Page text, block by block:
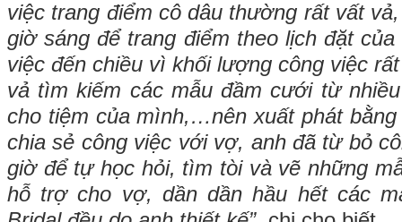
việc trang điểm cô dâu thường rất vất
giờ sáng để trang điểm theo lịch đặt
việc đến chiều vì khối lượng công việc
vả tìm kiếm các mẫu đầm cưới từ
cho tiệm của mình,…nên xuất phát
chia sẻ công việc với vợ, anh đã từ bỏ
giờ để tự học hỏi, tìm tòi và vẽ những
hỗ trợ cho vợ, dần dần hầu hết các